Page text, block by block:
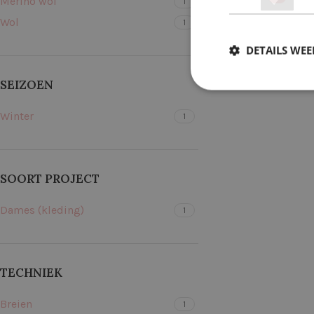
Wol 1
SEIZOEN
Winter 1
SOORT PROJECT
Dames (kleding) 1
TECHNIEK
Breien 1
DETAILS